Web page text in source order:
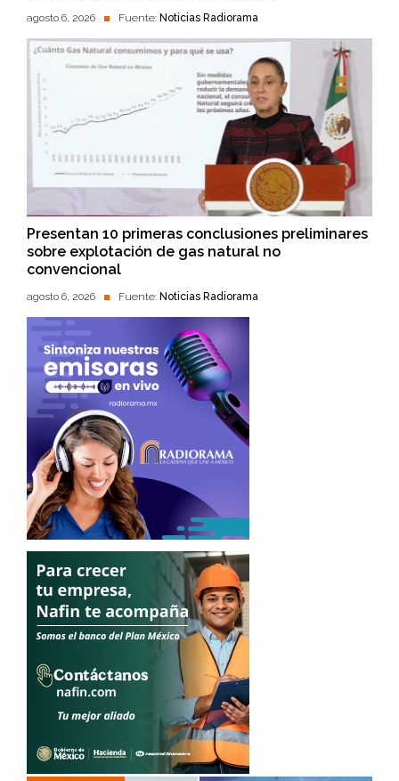
agosto 6, 2026 Fuente: Noticias Radiorama
Presentan 10 primeras conclusiones preliminares
sobre explotación de gas natural no
convencional
agosto 6, 2026 Fuente: Noticias Radiorama